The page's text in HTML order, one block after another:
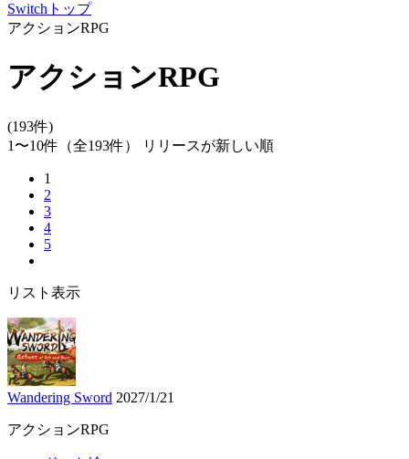
Switchトップ
アクションRPG
アクションRPG
(193件)
1〜10件 （全193件） リリースが新しい順
1
2
3
4
5
リスト表示
Wandering Sword 2027/1/21
アクションRPG